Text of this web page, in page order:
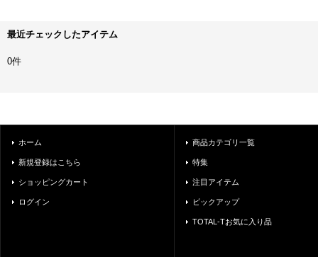
最近チェックしたアイテム
0件
ホーム
新規登録はこちら
ショッピングカート
ログイン
商品カテゴリ一覧
特集
注目アイテム
ピックアップ
TOTAL-Tお気に入り品